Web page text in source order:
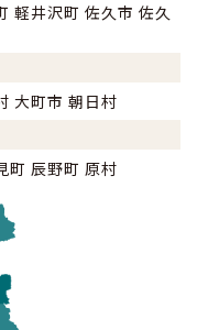
軽井沢町 佐久市 佐久
大町市 朝日村
町 辰野町 原村